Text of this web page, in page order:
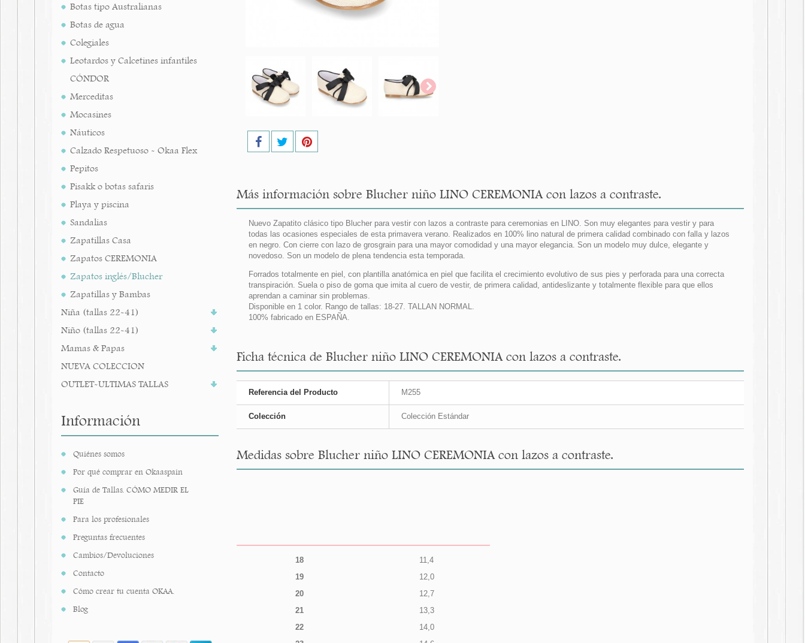
Botas tipo Australianas
Botas de agua
Colegiales
Leotardos y Calcetines infantiles
CÓNDOR
Merceditas
Mocasines
Náuticos
Calzado Respetuoso - Okaa Flex
Pepitos
Pisakk o botas safaris
Playa y piscina
Sandalias
Zapatillas Casa
Zapatos CEREMONIA
Zapatos inglés/Blucher
Zapatillas y Bambas
Niña (tallas 22-41)
Niño (tallas 22-41)
Mamas & Papas
NUEVA COLECCION
OUTLET-ULTIMAS TALLAS
Información
Quiénes somos
Por qué comprar en Okaaspain
Guía de Tallas. CÓMO MEDIR EL
PIE
Para los profesionales
Preguntas frecuentes
Cambios/Devoluciones
Contacto
Cómo crear tu cuenta OKAA.
Blog
Más información sobre Blucher niño LINO CEREMONIA con lazos a contraste.
Nuevo Zapatito clásico tipo Blucher para vestir con lazos a contraste para ceremonias en LINO. Son muy elegantes para vestir y para
todas las ocasiones especiales de esta primavera verano. Realizados en 100% lino natural de primera calidad combinado con falla y lazos
en negro. Con cierre con lazo de grosgrain para una mayor comodidad y una mayor elegancia. Son un modelo muy dulce, elegante y
novedoso. Son un modelo de plena tendencia esta temporada.
Forrados totalmente en piel, con plantilla anatómica en piel que facilita el crecimiento evolutivo de sus pies y perforada para una correcta
transpiración. Suela o piso de goma que imita al cuero de vestir, de primera calidad, antideslizante y totalmente flexible para que ellos
aprendan a caminar sin problemas.
Disponible en 1 color. Rango de tallas: 18-27. TALLAN NORMAL.
100% fabricado en ESPAÑA.
Ficha técnica de Blucher niño LINO CEREMONIA con lazos a contraste.
Referencia del Producto M255
Colección Colección Estándar
Medidas sobre Blucher niño LINO CEREMONIA con lazos a contraste.
18
11,4
19
12,0
20
12,7
21
13,3
22
14,0